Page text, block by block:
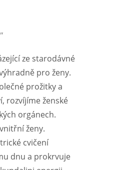
ze starodávné
pro ženy.
prožitky a
rozvíjíme ženské
orgánech.
ženy.
cvičení
dnu a prokrvuje